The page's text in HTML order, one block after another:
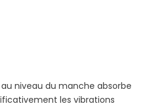
niveau du manche absorbe
les vibrations